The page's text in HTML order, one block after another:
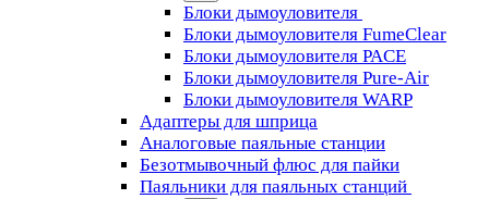
Блоки дымоуловителя
Блоки дымоуловителя FumeClear
Блоки дымоуловителя PACE
Блоки дымоуловителя Pure-Air
Блоки дымоуловителя WARP
Адаптеры для шприца
Аналоговые паяльные станции
Безотмывочный флюс для пайки
Паяльники для паяльных станций